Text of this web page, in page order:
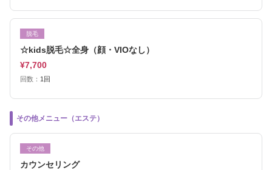
脱毛
☆kids脱毛☆全身（顔・VIOなし）
¥7,700
回数： 1回
その他メニュー（エステ）
その他
カウンセリング